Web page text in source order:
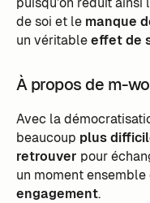
de soi et le manque
un véritableeffet de
À propos de m-
Avec la
beaucoup plus
retrouver pour
un moment ensemble
engagement.